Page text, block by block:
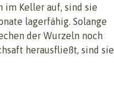
im Keller auf, sind sie
lagerfähig. Solange
der Wurzeln noch
herausfließt, sind sie